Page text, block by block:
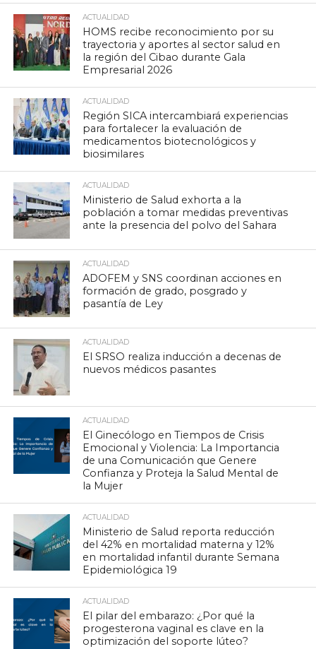
ACTUALIDAD
HOMS recibe reconocimiento por su
trayectoria y aportes al sector salud en
la región del Cibao durante Gala
Empresarial 2026
ACTUALIDAD
Región SICA intercambiará experiencias
para fortalecer la evaluación de
medicamentos biotecnológicos y
biosimilares
ACTUALIDAD
Ministerio de Salud exhorta a la
población a tomar medidas preventivas
ante la presencia del polvo del Sahara
ACTUALIDAD
ADOFEM y SNS coordinan acciones en
formación de grado, posgrado y
pasantía de Ley
ACTUALIDAD
El SRSO realiza inducción a decenas de
nuevos médicos pasantes
ACTUALIDAD
El Ginecólogo en Tiempos de Crisis
Emocional y Violencia: La Importancia
de una Comunicación que Genere
Confianza y Proteja la Salud Mental de
la Mujer
ACTUALIDAD
Ministerio de Salud reporta reducción
del 42% en mortalidad materna y 12%
en mortalidad infantil durante Semana
Epidemiológica 19
ACTUALIDAD
El pilar del embarazo: ¿Por qué la
progesterona vaginal es clave en la
optimización del soporte lúteo?